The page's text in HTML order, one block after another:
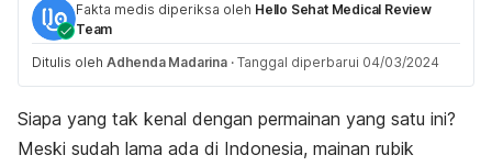
Fakta medis diperiksa oleh Hello Sehat Medical Review
Team
Ditulis oleh Adhenda Madarina · Tanggal diperbarui 04/03/2024
Siapa yang tak kenal dengan permainan yang satu ini?
Meski sudah lama ada di Indonesia, mainan rubik